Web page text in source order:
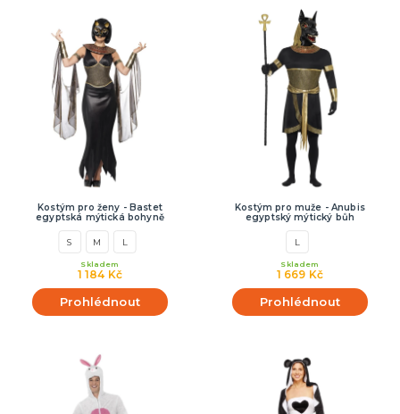
Kostým pro ženy - Bastet
egyptská mýtická bohyně
S M L
1 184 Kč
Skladem
Prohlédnout
Kostým pro muže - Anubis
egyptský mýtický bůh
L
1 669 Kč
Skladem
Prohlédnout